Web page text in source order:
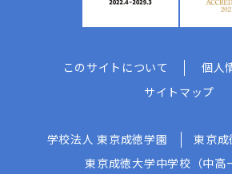
このサイトについて
個人
サイトマップ
学校法人 東京成徳学園
東京
東京成徳大学中学校（中高